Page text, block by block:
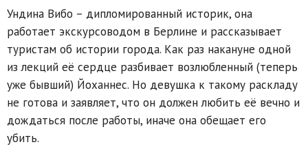
Ундина Вибо – дипломированный историк, она
работает экскурсоводом в Берлине и рассказывает
туристам об истории города. Как раз накануне одной
из лекций её сердце разбивает возлюбленный (теперь
уже бывший) Йоханнес. Но девушка к такому раскладу
не готова и заявляет, что он должен любить её вечно и
дождаться после работы, иначе она обещает его
убить.